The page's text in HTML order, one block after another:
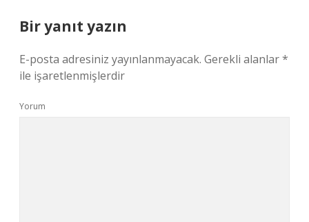
Bir yanıt yazın
E-posta adresiniz yayınlanmayacak. Gerekli alanlar*
ile işaretlenmişlerdir
Yorum